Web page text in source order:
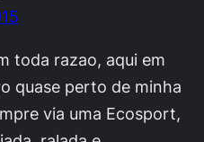
toda razao, aqui em
quase perto de minha
via uma Ecosport,